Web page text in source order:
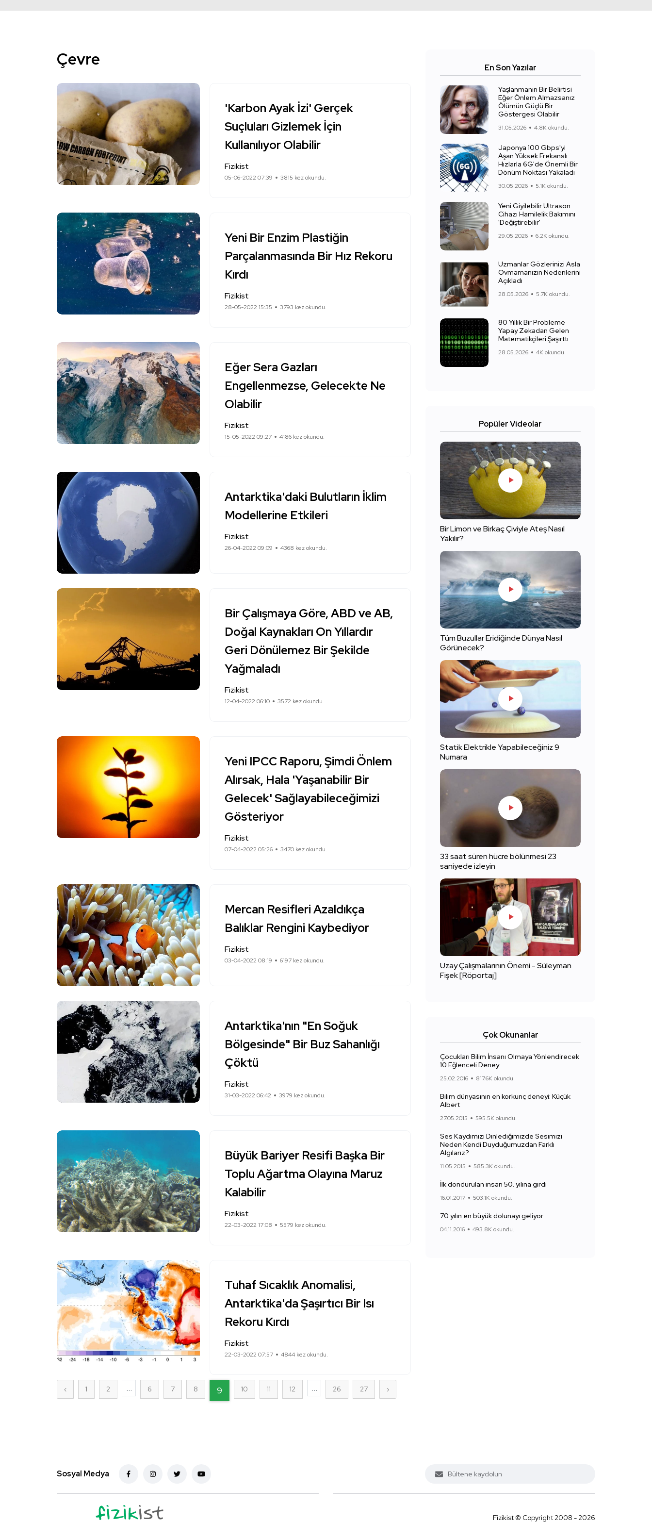
Çevre
'Karbon Ayak İzi' Gerçek
Suçluları Gizlemek İçin
Kullanılıyor Olabilir
Fizikist
05-06-2022 07:39 3815 kez okundu.
Yeni Bir Enzim Plastiğin
Parçalanmasında Bir Hız Rekoru
Kırdı
Fizikist
28-05-2022 15:35 3793 kez okundu.
Eğer Sera Gazları
Engellenmezse, Gelecekte Ne
Olabilir
Fizikist
15-05-2022 09:27 4186 kez okundu.
Antarktika'daki Bulutların İklim
Modellerine Etkileri
Fizikist
26-04-2022 09:09 4368 kez okundu.
Bir Çalışmaya Göre, ABD ve AB,
Doğal Kaynakları On Yıllardır
Geri Dönülemez Bir Şekilde
Yağmaladı
Fizikist
12-04-2022 06:10 3572 kez okundu.
Yeni IPCC Raporu, Şimdi Önlem
Alırsak, Hala 'Yaşanabilir Bir
Gelecek' Sağlayabileceğimizi
Gösteriyor
Fizikist
07-04-2022 05:26 3470 kez okundu.
Mercan Resifleri Azaldıkça
Balıklar Rengini Kaybediyor
Fizikist
03-04-2022 08:19 6197 kez okundu.
Antarktika'nın "En Soğuk
Bölgesinde" Bir Buz Sahanlığı
Çöktü
Fizikist
31-03-2022 06:42 3979 kez okundu.
Büyük Bariyer Resifi Başka Bir
Toplu Ağartma Olayına Maruz
Kalabilir
Fizikist
22-03-2022 17:08 5579 kez okundu.
Tuhaf Sıcaklık Anomalisi,
Antarktika'da Şaşırtıcı Bir Isı
Rekoru Kırdı
Fizikist
22-03-2022 07:57 4844 kez okundu.
‹ 1 2 ... 6 7 8 9 10 11 12 ... 26 27 ›
En Son Yazılar
Yaşlanmanın Bir Belirtisi
Eğer Önlem Almazsanız
Ölümün Güçlü Bir
Göstergesi Olabilir
31.05.2026 4.8K okundu.
Japonya 100 Gbps'yi
Aşan Yüksek Frekanslı
Hızlarla 6G'de Önemli Bir
Dönüm Noktası Yakaladı
30.05.2026 5.1K okundu.
Yeni Giyilebilir Ultrason
Cihazı Hamilelik Bakımını
'Değiştirebilir'
29.05.2026 6.2K okundu.
Uzmanlar Gözlerinizi Asla
Ovmamanızın Nedenlerini
Açıkladı
28.05.2026 5.7K okundu.
80 Yıllık Bir Probleme
Yapay Zekadan Gelen
Matematikçileri Şaşırttı
28.05.2026 4K okundu.
Popüler Videolar
Bir Limon ve Birkaç Çiviyle Ateş Nasıl
Yakılır?
Tüm Buzullar Eridiğinde Dünya Nasıl
Görünecek?
Statik Elektrikle Yapabileceğiniz 9
Numara
33 saat süren hücre bölünmesi 23
saniyede izleyin
Uzay Çalışmalarının Önemi - Süleyman
Fişek [Röportaj]
Çok Okunanlar
Çocukları Bilim İnsanı Olmaya Yönlendirecek
10 Eğlenceli Deney
25.02.2016 817.6K okundu.
Bilim dünyasının en korkunç deneyi: Küçük
Albert
27.05.2015 595.5K okundu.
Ses Kaydımızı Dinlediğimizde Sesimizi
Neden Kendi Duyduğumuzdan Farklı
Algılarız?
11.05.2015 585.3K okundu.
İlk dondurulan insan 50. yılına girdi
16.01.2017 503.1K okundu.
70 yılın en büyük dolunayı geliyor
04.11.2016 493.8K okundu.
Sosyal Medya
Fizikist © Copyright 2008 - 2026